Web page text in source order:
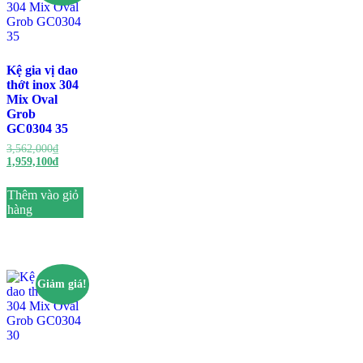
Kệ gia vị dao
thớt inox 304
Mix Oval
Grob
GC0304 35
3,562,000₫Giá
gốc
3,562,000₫.
1,959,100₫Giá
tại
là:
Thêm vào giỏ
hàng
Giảm giá!